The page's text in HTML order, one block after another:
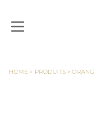
HOME > PRODUITS >